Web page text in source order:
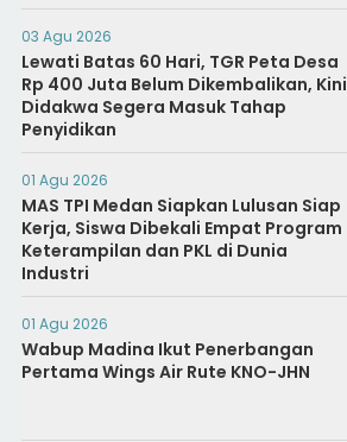
03 Agu 2026
Lewati Batas 60 Hari, TGR Peta Desa
Rp 400 Juta Belum Dikembalikan, Kini
Didakwa Segera Masuk Tahap
Penyidikan
01 Agu 2026
MAS TPI Medan Siapkan Lulusan Siap
Kerja, Siswa Dibekali Empat Program
Keterampilan dan PKL di Dunia
Industri
01 Agu 2026
Wabup Madina Ikut Penerbangan
Pertama Wings Air Rute KNO-JHN